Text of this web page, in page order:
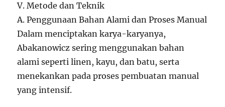
V. Metode dan Teknik
A. Penggunaan Bahan Alami dan Proses Manual
Dalam menciptakan karya-karyanya,
Abakanowicz sering menggunakan bahan
alami seperti linen, kayu, dan batu, serta
menekankan pada proses pembuatan manual
yang intensif.